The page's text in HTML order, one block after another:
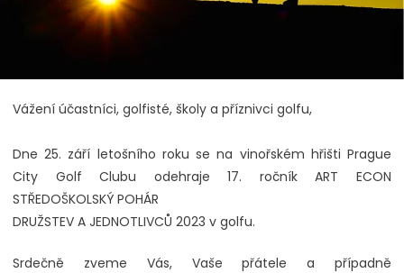
Vážení účastníci, golfisté, školy a příznivci golfu,
Dne 25. září letošního roku se na vinořském hřišti Prague
City Golf Clubu odehraje 17. ročník ART ECON
STŘEDOŠKOLSKÝ POHÁR
DRUŽSTEV A JEDNOTLIVCŮ 2023 v golfu.
Srdečně zveme Vás, Vaše přátele a případně